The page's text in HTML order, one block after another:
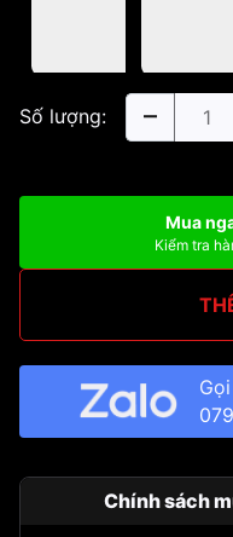
Số lượng:
Mua
Kiểm tra
Chính sách